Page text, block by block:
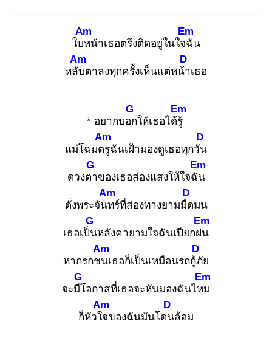
ใบห
Am
น้าเธอตรึงติดอยู่ในใจฉั
Em
น
หลับ
Am
ตาลงทุกครั้งเห็นแต่หน้า
D
เธอ
* อยากบอก
G
ให้เธอได้รู้
Em
แม่โฉมตรู
Am
ฉันเฝ้ามองดูเธอทุกวัน
D
ดวงตา
G
ของเธอส่องแสงให้ใจฉัน
Em
ดั่งพระจันท
Am
ร์ที่ส่องทางยามมืด
D
มน
เธอเป็น
G
หลังคายามใจฉันเปียกฝน
Em
หากรถชน
Am
เธอก็เป็นเหมือนรถกู้ภั
D
ย
จะมีโ
G
อกาสที่เธอจะหันมองฉันไหม
Em
ก็หัวใจ
Am
ของฉันมันโดน
D
ล้อม